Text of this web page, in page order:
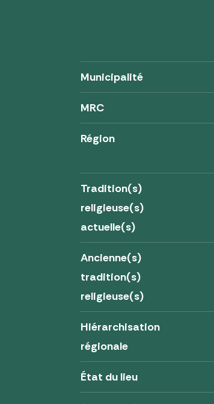
Municipalité
MRC
Région
Tradition(s)
religieuse(s)
actuelle(s)
Ancienne(s)
tradition(s)
religieuse(s)
Hiérarchisation
régionale
État du lieu